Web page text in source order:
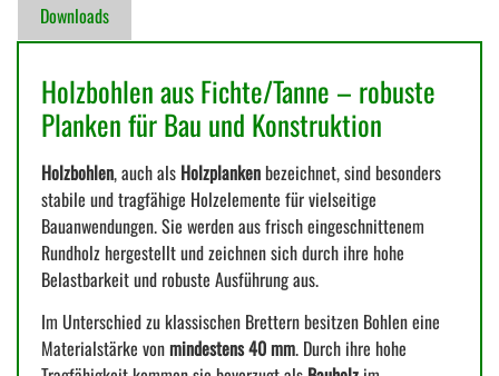
Downloads
Holzbohlen aus Fichte/Tanne – robuste
Planken für Bau und Konstruktion
Holzbohlen, auch als Holzplanken bezeichnet, sind besonders
stabile und tragfähige Holzelemente für vielseitige
Bauanwendungen. Sie werden aus frisch eingeschnittenem
Rundholz hergestellt und zeichnen sich durch ihre hohe
Belastbarkeit und robuste Ausführung aus.
Im Unterschied zu klassischen Brettern besitzen Bohlen eine
Materialstärke vonmindestens 40 mm. Durch ihre hohe